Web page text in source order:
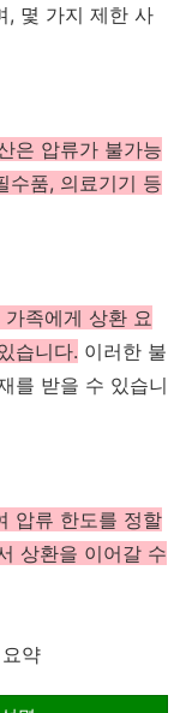
, 몇 가지 제한 사
은 압류가 불가능
수품, 의료기기 등
족에게 상환 요
습니다. 이러한 불
를 받을 수 있습니
압류 한도를 정할
상환을 이어갈 수
약